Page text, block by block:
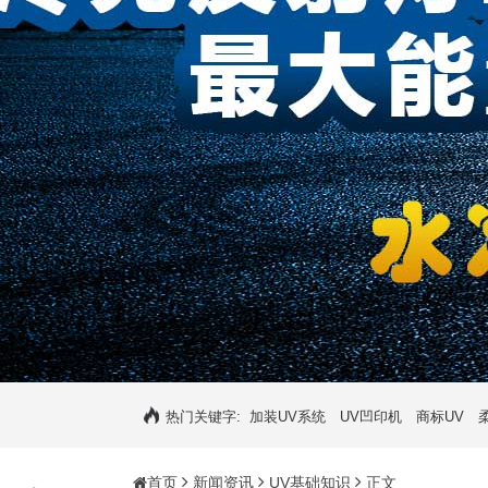
热门关键字: 加装UV系统 UV凹印机 商标UV
首页 新闻资讯 UV基础知识 正文